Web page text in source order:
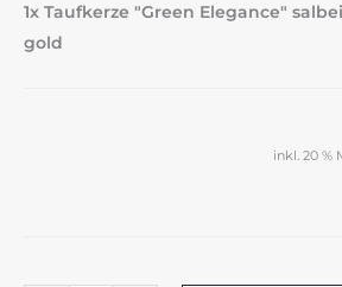
1x Taufkerze "Green Elegance"
gold
inkl. 20 %